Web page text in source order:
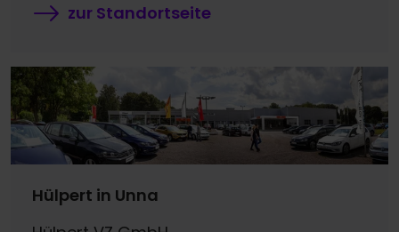
zur Standortseite
Hülpert in Unna